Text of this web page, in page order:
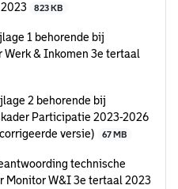
823 KB
1 behorende bij
Werk & Inkomen 3e tertaal
2 behorende bij
Participatie 2023-2026
versie)
67 MB
technische
Monitor W&I 3e tertaal 2023